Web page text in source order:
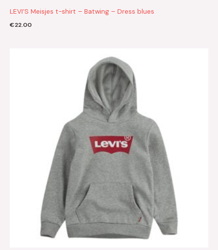
LEVI’S Meisjes t-shirt – Batwing – Dress blues
€22.00